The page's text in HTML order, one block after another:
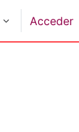
Acceder